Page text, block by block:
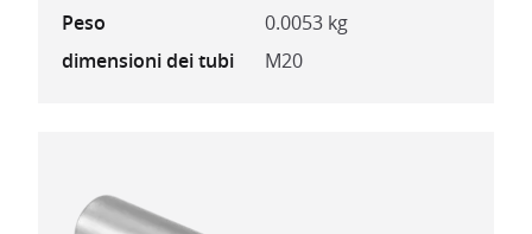
Peso
0.0053 kg
dimensioni dei tubi
M20